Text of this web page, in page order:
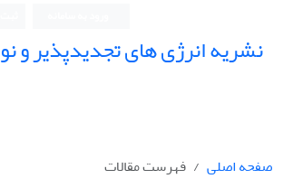
نشریه انرژی های تجدیدپذیر و نو
صفحه اصلی
فهرست مقالات